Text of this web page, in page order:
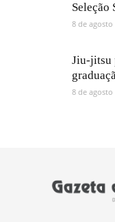
Seleção
8 de agosto
Jiu-jitsu
8 de agosto